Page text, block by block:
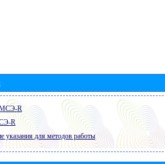
МСЭ-R
R
указания для методов работы